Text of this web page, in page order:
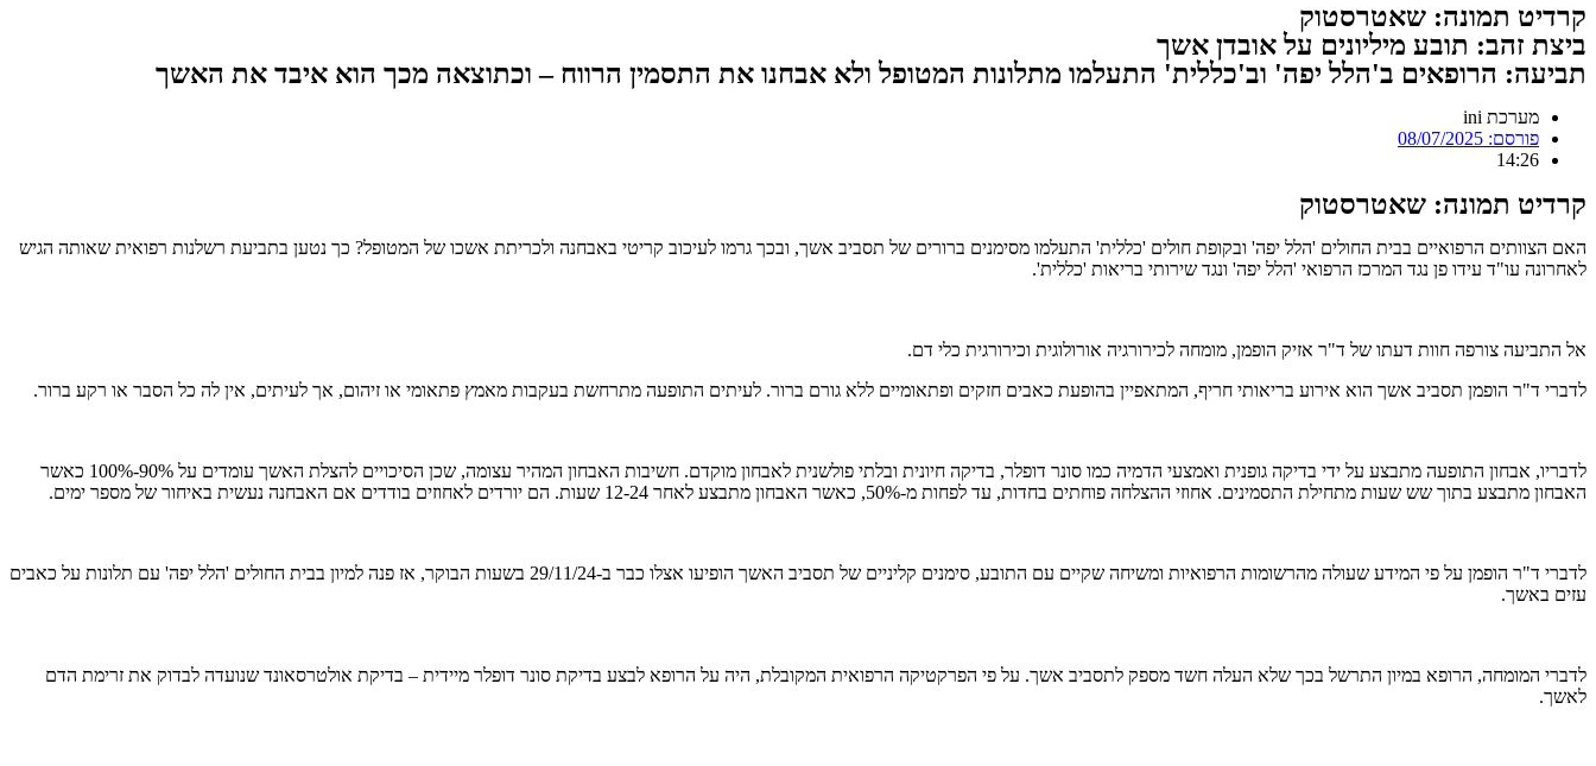
קרדיט תמונה: שאטרסטוק
ביצת זהב: תובע מיליונים על אובדן אשך
תביעה: הרופאים ב'הלל יפה' וב'כללית' התעלמו מתלונות המטופל ולא אבחנו את התסמין הרווח – וכתוצאה מכך הוא איבד את האשך
מערכת ini
פורסם:
14:26
קרדיט תמונה: שאטרסטוק
האם הצוותים הרפואיים בבית החולים 'הלל יפה' ובקופת חולים 'כללית' התעלמו מסימנים ברורים של תסביב אשך, ובכך גרמו לעיכוב קריטי באבחנה ולכריתת אשכו של המטופל? כך נטען בתביעת רשלנות רפואית שאותה הגיש
לאחרונה עו"ד עידו פן נגד המרכז הרפואי 'הלל יפה' ונגד שירותי בריאות 'כללית'.
אל התביעה צורפה חוות דעתו של ד"ר אזיק הופמן, מומחה לכירורגיה אורולוגית וכירורגית כלי דם.
לדברי ד"ר הופמן תסביב אשך הוא אירוע בריאותי חריף, המתאפיין בהופעת כאבים חזקים ופתאומיים ללא גורם ברור. לעיתים התופעה מתרחשת בעקבות מאמץ פתאומי או זיהום, אך לעיתים, אין לה כל הסבר או רקע ברור.
לדבריו, אבחון התופעה מתבצע על ידי בדיקה גופנית ואמצעי הדמיה כמו סונר דופלר, בדיקה חיונית ובלתי פולשנית לאבחון מוקדם. חשיבות האבחון המהיר עצומה, שכן הסיכויים להצלת האשך עומדים על 90%-100% כאשר
האבחון מתבצע בתוך שש שעות מתחילת התסמינים. אחוזי ההצלחה פוחתים בחדות, עד לפחות מ-50%, כאשר האבחון מתבצע לאחר 12-24 שעות. הם יורדים לאחוזים בודדים אם האבחנה נעשית באיחור של מספר ימים.
לדברי ד"ר הופמן על פי המידע שעולה מהרשומות הרפואיות ומשיחה שקיים עם התובע, סימנים קליניים של תסביב האשך הופיעו אצלו כבר ב-29/11/24 בשעות הבוקר, אז פנה למיון בבית החולים 'הלל יפה' עם תלונות על כאבים
עזים באשך.
לדברי המומחה, הרופא במיון התרשל בכך שלא העלה חשד מספק לתסביב אשך. על פי הפרקטיקה הרפואית המקובלת, היה על הרופא לבצע בדיקת סונר דופלר מיידית – בדיקת אולטרסאונד שנועדה לבדוק את זרימת הדם
לאשך.